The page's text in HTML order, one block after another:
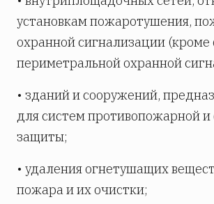
установкам пожаротушения,
охранной сигнализации (кроме
периметральной охранной
• зданий и сооружений,
для систем противопожарной и
защиты;
• удаления огнетушащих
пожара и их очистки;